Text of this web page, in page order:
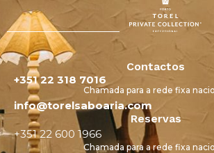
Contactos
+351 22 318 7016
Chamada para a rede fixa
info@torelsaboaria.com
Reservas
+351 22 600 1966
Chamada para a rede fixa